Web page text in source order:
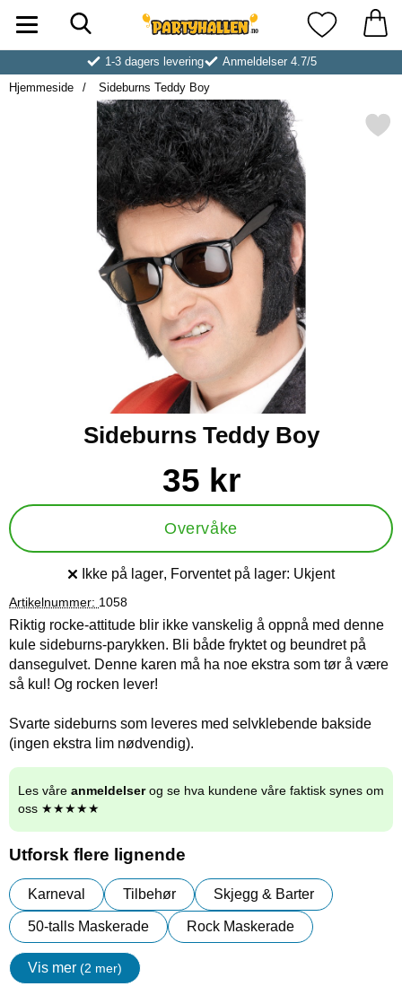
Startsiden for Partyhallen ABMine
1-3 dagers levering
Anmeldelser 4.7/5
Hjemmeside
Sideburns Teddy Boy
Merk sideburns Teddy
Sideburns Teddy Boy
Handle dette produktet, Sideburns Teddy Boy
pris
35 kr
Overvåke
Produkttilgjengelighet:
Ikke på lager, Forventet på lager: Ukjent
Artikelnummer: 1058
Riktig rocke-attitude blir ikke vanskelig å oppnå med denne
kule sideburns-parykken. Bli både fryktet og beundret på
dansegulvet. Denne karen må ha noe ekstra som tør å være
så kul! Og rocken lever!
Svarte sideburns som leveres med selvklebende bakside
(ingen ekstra lim nødvendig).
Les våre anmeldelserog se hva kundene våre faktisk synes om
oss ★★★★★
Utforsk flere lignende
Karneval Tilbehør Skjegg & Barter
50-talls Maskerade Rock Maskerade
Vis mer (2 mer)
egenskaper